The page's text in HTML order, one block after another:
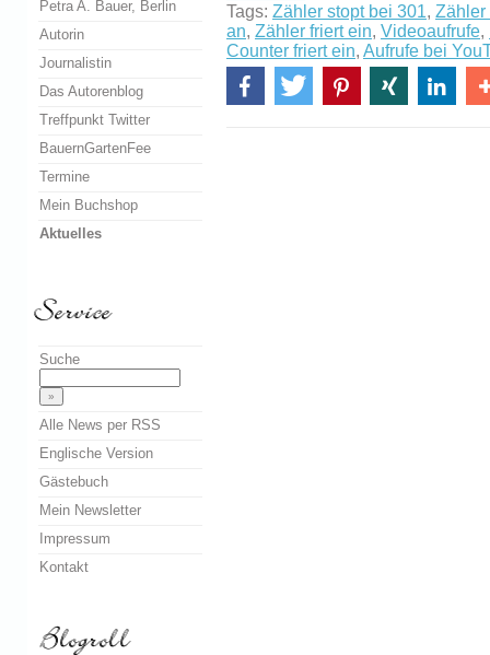
Tags: Zähler stopt bei 301, Zähler
an, Zähler friert ein, Videoaufrufe,
Counter friert ein, Aufrufe bei
Petra A. Bauer, Berlin
Autorin
Journalistin
Das Autorenblog
Treffpunkt Twitter
BauernGartenFee
Termine
Mein Buchshop
Aktuelles
Suche
Alle News per RSS
Englische Version
Gästebuch
Mein Newsletter
Impressum
Kontakt